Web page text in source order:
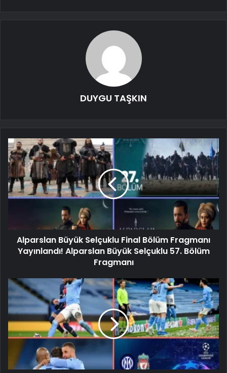
DUYGU TAŞKIN
Alparslan Büyük Selçuklu Final Bölüm Fragmanı
Yayınlandı! Alparslan Büyük Selçuklu 57. Bölüm
Fragmanı